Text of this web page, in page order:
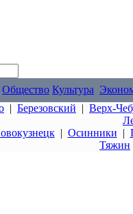
Общество Культура
| Березовский | Верх-
| Осинники |
Тяжин